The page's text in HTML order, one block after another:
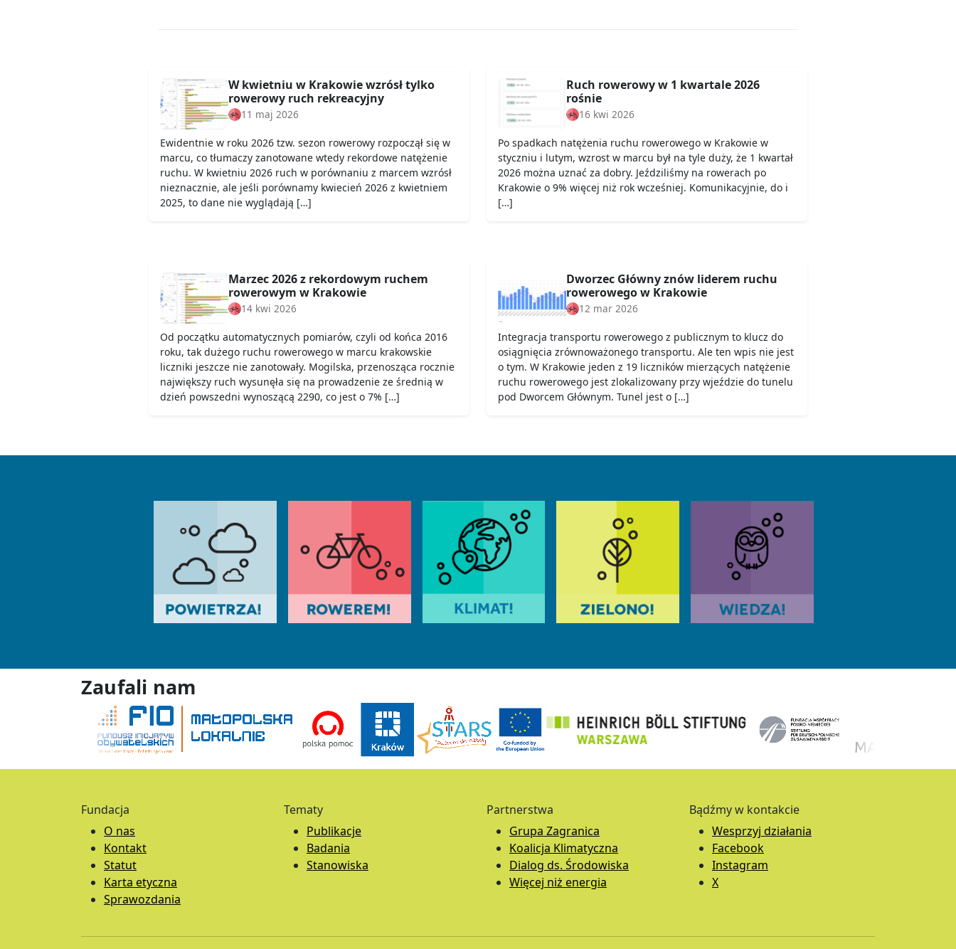
W kwietniu w Krakowie wzrósł tylko
rowerowy ruch rekreacyjny
11 maj 2026
Ewidentnie w roku 2026 tzw. sezon rowerowy rozpoczął się w
marcu, co tłumaczy zanotowane wtedy rekordowe natężenie
ruchu. W kwietniu 2026 ruch w porównaniu z marcem wzrósł
nieznacznie, ale jeśli porównamy kwiecień 2026 z kwietniem
2025, to dane nie wyglądają […]
Ruch rowerowy w 1 kwartale 2026
rośnie
16 kwi 2026
Po spadkach natężenia ruchu rowerowego w Krakowie w
styczniu i lutym, wzrost w marcu był na tyle duży, że 1 kwartał
2026 można uznać za dobry. Jeździliśmy na rowerach po
Krakowie o 9% więcej niż rok wcześniej. Komunikacyjnie, do i
[…]
Marzec 2026 z rekordowym ruchem
rowerowym w Krakowie
14 kwi 2026
Od początku automatycznych pomiarów, czyli od końca 2016
roku, tak dużego ruchu rowerowego w marcu krakowskie
liczniki jeszcze nie zanotowały. Mogilska, przenosząca rocznie
największy ruch wysunęła się na prowadzenie ze średnią w
dzień powszedni wynoszącą 2290, co jest o 7% […]
Dworzec Główny znów liderem ruchu
rowerowego w Krakowie
12 mar 2026
Integracja transportu rowerowego z publicznym to klucz do
osiągnięcia zrównoważonego transportu. Ale ten wpis nie jest
o tym. W Krakowie jeden z 19 liczników mierzących natężenie
ruchu rowerowego jest zlokalizowany przy wjeździe do tunelu
pod Dworcem Głównym. Tunel jest o […]
Zaufali nam
Fundacja
O nas
Kontakt
Statut
Karta etyczna
Sprawozdania
Tematy
Publikacje
Badania
Stanowiska
Partnerstwa
Grupa Zagranica
Koalicja Klimatyczna
Dialog ds. Środowiska
Więcej niż energia
Bądźmy w kontakcie
Wesprzyj działania
Facebook
Instagram
X